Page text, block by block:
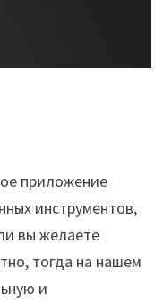
приложение
инструментов,
вы желаете
тогда на нашем
и